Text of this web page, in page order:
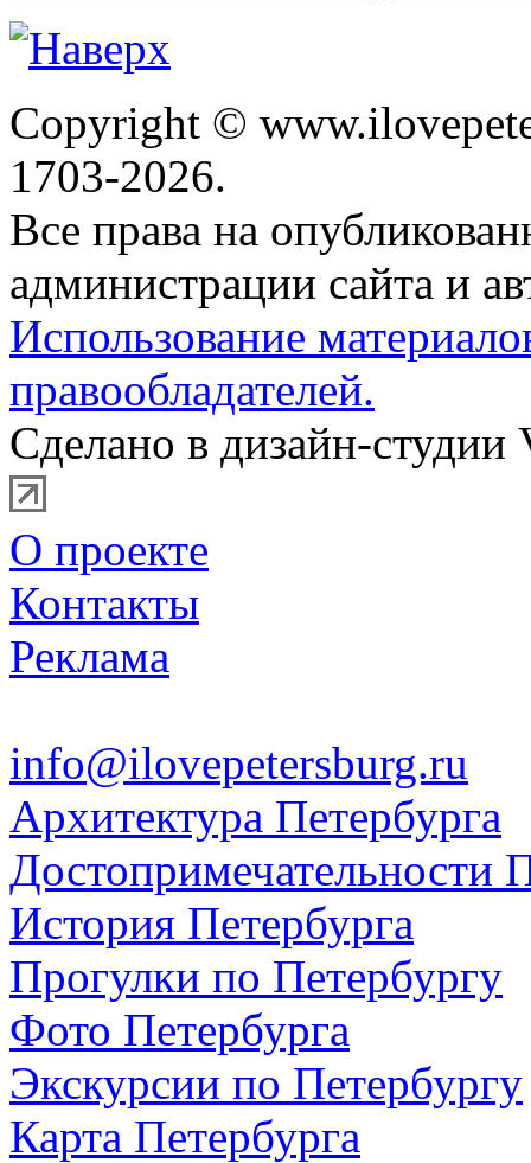
Copyright ©
1703-2026.
Все права на
администрации сайта и
Использование
правообладателей.
Сделано в дизайн-студии
О проекте
Контакты
Реклама
info@ilovepetersburg.ru
Архитектура Петербурга
Достопримечательности
История Петербурга
Прогулки по Петербургу
Фото Петербурга
Экскурсии по Петербургу
Карта Петербурга